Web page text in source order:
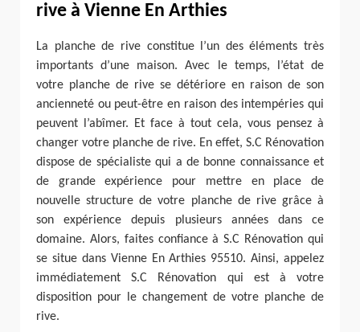
rive à Vienne En Arthies
La planche de rive constitue l’un des éléments très
importants d’une maison. Avec le temps, l’état de
votre planche de rive se détériore en raison de son
ancienneté ou peut-être en raison des intempéries qui
peuvent l’abîmer. Et face à tout cela, vous pensez à
changer votre planche de rive. En effet, S.C Rénovation
dispose de spécialiste qui a de bonne connaissance et
de grande expérience pour mettre en place de
nouvelle structure de votre planche de rive grâce à
son expérience depuis plusieurs années dans ce
domaine. Alors, faites confiance à S.C Rénovation qui
se situe dans Vienne En Arthies 95510. Ainsi, appelez
immédiatement S.C Rénovation qui est à votre
disposition pour le changement de votre planche de
rive.